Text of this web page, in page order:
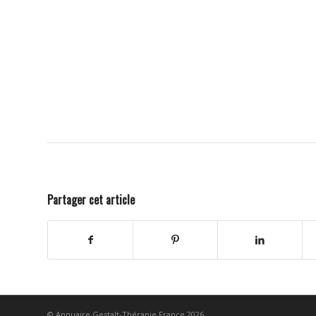
Partager cet article